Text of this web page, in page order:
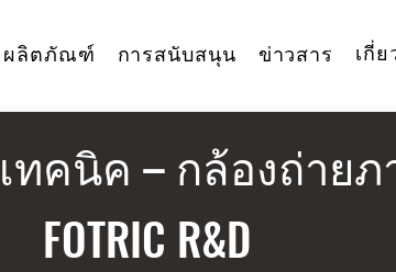
ผลิตภัณฑ์ การสนับสนุน ข่าวสาร เกี่ย
คนิค – กล้องถ่าย
FOTRIC R&D